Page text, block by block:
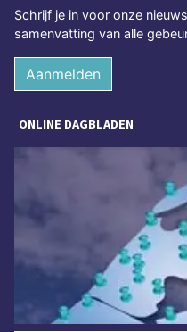
Schrijf je in voor onze
samenvatting van alle
Aanmelden
ONLINE DAGBLADEN